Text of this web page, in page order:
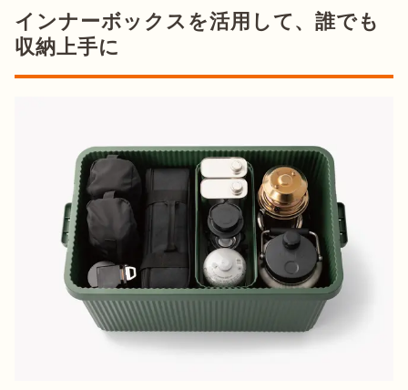
インナーボックスを活用して、誰でも
収納上手に